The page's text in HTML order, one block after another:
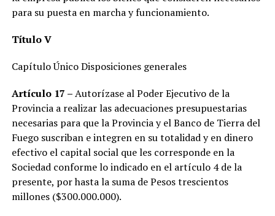
para su puesta en marcha y funcionamiento.
Título V
Capítulo Único Disposiciones generales
Artículo 17 –Autorízase al Poder Ejecutivo de la
Provincia a realizar las adecuaciones presupuestarias
necesarias para que la Provincia y el Banco de Tierra del
Fuego suscriban e integren en su totalidad y en dinero
efectivo el capital social que les corresponde en la
Sociedad conforme lo indicado en el artículo 4 de la
presente, por hasta la suma de Pesos trescientos
millones ($300.000.000).